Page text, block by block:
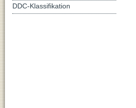
DDC-Klassifikation